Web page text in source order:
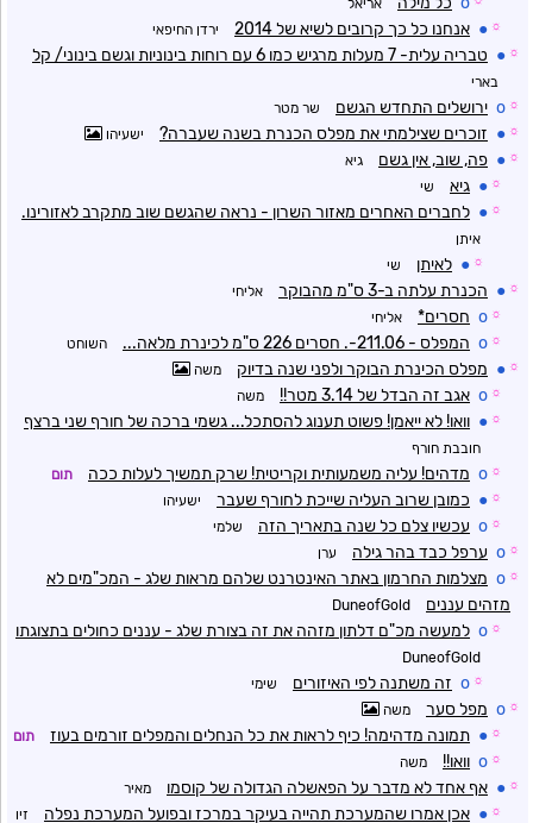
אריאל
☼
● אנחנו כל כך קרובים לשיא של 2014 ירדן החיפאי
☼
● טבריה עלית- 7 מעלות מרגיש כמו 6 עם רוחות בינוניות וגשם בינוני/ קל
בארי
☼
o ירושלים התחדש הגשם שר מטר
☼
● זוכרים שצילמתי את מפלס הכנרת בשנה שעברה? ישעיהו
☼
● פה, שוב, אין גשם גיא
☼
● גיא שי
☼
● לחברים האחרים מאזור השרון - נראה שהגשם שוב מתקרב לאזורינו.
איתן
☼
● לאיתן שי
☼
● הכנרת עלתה ב-3 ס"מ מהבוקר אליחי
☼
o חסרים* אליחי
☼
o המפלס - 211.06-. חסרים 226 ס"מ לכינרת מלאה... השוחט
☼
● מפלס הכינרת הבוקר ולפני שנה בדיוק משה
☼
o אגב זה הבדל של 3.14 מטר!! משה
☼
● וואו! לא ייאמן! פשוט תענוג להסתכל... גשמי ברכה של חורף שני ברצף
חובבת חורף
☼
o מדהים! עליה משמעותית וקריטית! שרק תמשיך לעלות ככה תום
☼
● כמובן שרוב העליה שייכת לחורף שעבר ישעיהו
☼
o עכשיו צלם כל שנה בתאריך הזה שלמי
☼
o ערפל כבד בהר גילה ערן
☼
o מצלמות החרמון באתר האינטרנט שלהם מראות שלג - המכ"מים לא
מזהים עננים
DuneofGold
☼
o למעשה מכ"ם דלתון מזהה את זה בצורת שלג - עננים כחולים בתצוגתו
DuneofGold
☼
o זה משתנה לפי האיזורים שימי
☼
o מפל סער משה
☼
● תמונה מדהימה! כיף לראות את כל הנחלים והמפלים זורמים בעוז תום
☼
o וואו!! משה
☼
● אף אחד לא מדבר על הפאשלה הגדולה של קוסמו מאיר
☼
● אכן אמרו שהמערכת תהייה בעיקר במרכז ובפועל המערכת נפלה זיו